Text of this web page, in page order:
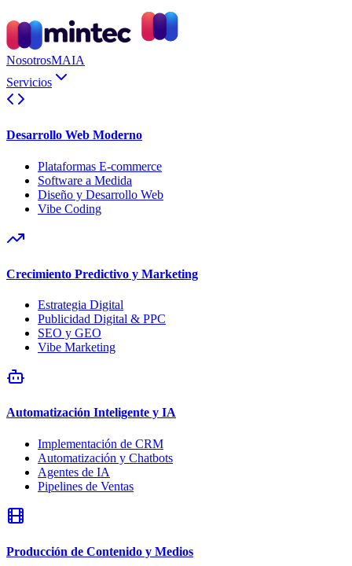
NosotrosMAIA
Servicios
Desarrollo Web Moderno
Plataformas E-commerce
Software a Medida
Diseño y Desarrollo Web
Vibe Coding
Crecimiento Predictivo y Marketing
Estrategia Digital
Publicidad Digital & PPC
SEO y GEO
Vibe Marketing
Automatización Inteligente y IA
Implementación de CRM
Automatización y Chatbots
Agentes de IA
Pipelines de Ventas
Producción de Contenido y Medios